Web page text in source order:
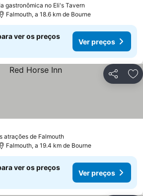
gastronômica no Eli's Tavern
Falmouth, a 18.6 km de Bourne
ver os preços
Ver preços
Partilhar
atrações de Falmouth
Falmouth, a 19.4 km de Bourne
ver os preços
Ver preços